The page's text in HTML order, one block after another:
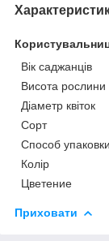
Вік саджанців
Висота рослини
Діаметр квіток
Сорт
Способ упаковки
Колір
Цветение
Приховати